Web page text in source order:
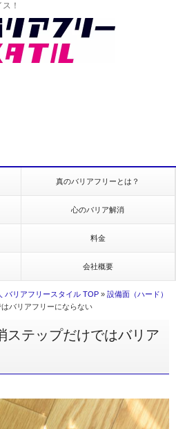
！
真のバリアフリーとは？
心のバリア解消
料金
会社概要
バリアフリースタイル TOP » 設備面（ハード）
バリアフリーにならない
ステップだけではバリア